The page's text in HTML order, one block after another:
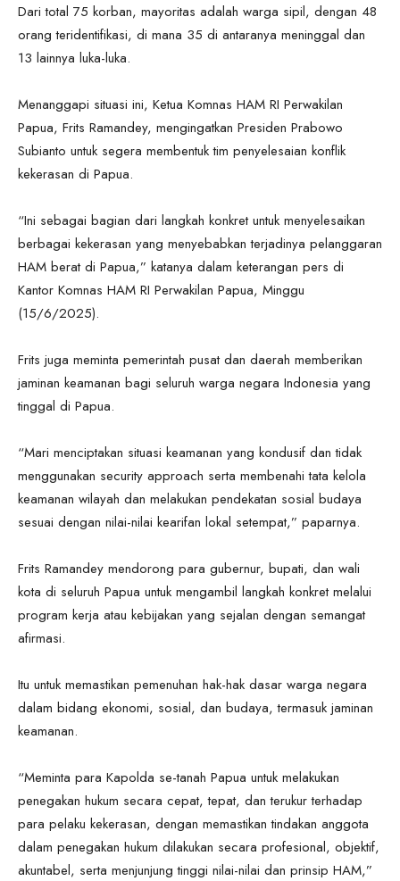
Dari total 75 korban, mayoritas adalah warga sipil, dengan 48
orang teridentifikasi, di mana 35 di antaranya meninggal dan
13 lainnya luka-luka.
Menanggapi situasi ini, Ketua Komnas HAM RI Perwakilan
Papua, Frits Ramandey, mengingatkan Presiden Prabowo
Subianto untuk segera membentuk tim penyelesaian konflik
kekerasan di Papua.
“Ini sebagai bagian dari langkah konkret untuk menyelesaikan
berbagai kekerasan yang menyebabkan terjadinya pelanggaran
HAM berat di Papua,” katanya dalam keterangan pers di
Kantor Komnas HAM RI Perwakilan Papua, Minggu
(15/6/2025).
Frits juga meminta pemerintah pusat dan daerah memberikan
jaminan keamanan bagi seluruh warga negara Indonesia yang
tinggal di Papua.
“Mari menciptakan situasi keamanan yang kondusif dan tidak
menggunakan security approach serta membenahi tata kelola
keamanan wilayah dan melakukan pendekatan sosial budaya
sesuai dengan nilai-nilai kearifan lokal setempat,” paparnya.
Frits Ramandey mendorong para gubernur, bupati, dan wali
kota di seluruh Papua untuk mengambil langkah konkret melalui
program kerja atau kebijakan yang sejalan dengan semangat
afirmasi.
Itu untuk memastikan pemenuhan hak-hak dasar warga negara
dalam bidang ekonomi, sosial, dan budaya, termasuk jaminan
keamanan.
“Meminta para Kapolda se-tanah Papua untuk melakukan
penegakan hukum secara cepat, tepat, dan terukur terhadap
para pelaku kekerasan, dengan memastikan tindakan anggota
dalam penegakan hukum dilakukan secara profesional, objektif,
akuntabel, serta menjunjung tinggi nilai-nilai dan prinsip HAM,”